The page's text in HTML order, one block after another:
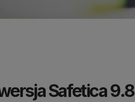
Safetica 9.8